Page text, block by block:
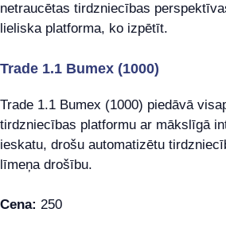
netraucētas tirdzniecības
lieliska platforma, ko izpētīt.
Trade 1.1 Bumex (1000)
Trade 1.1 Bumex (1000) piedāvā
tirdzniecības platformu ar mākslīgā
ieskatu, drošu automatizētu
līmeņa drošību.
Cena: 250